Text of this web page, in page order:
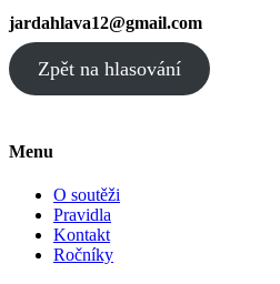
jardahlava12@gmail.com
Zpět na hlasování
Menu
O soutěži
Pravidla
Kontakt
Ročníky